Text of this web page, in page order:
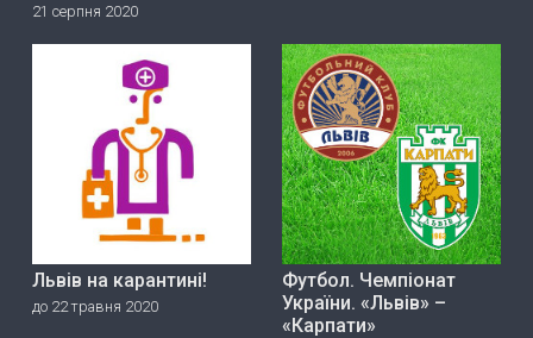
21 серпня 2020
Львів на карантині!
до 22 травня 2020
Футбол. Чемпіонат
України. «Львів» –
«Карпати»